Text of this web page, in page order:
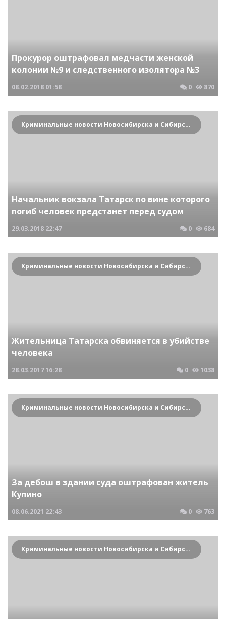
Прокурор оштрафовал медчасти женской
колонии №9 и следственного изолятора №3
08.02.2018 01:58 0 870
Криминальные новости Новосибирска и Сибирского региона
Начальник вокзала Татарск по вине которого
погиб человек предстанет перед судом
29.03.2018 22:47 0 684
Криминальные новости Новосибирска и Сибирского региона
Жительница Татарска обвиняется в убийстве
человека
28.03.201716:28 0 1038
Криминальные новости Новосибирска и Сибирского региона
За дебош в здании суда оштрафован житель
Купино
08.06.2021 22:43 0 763
Криминальные новости Новосибирска и Сибирского региона